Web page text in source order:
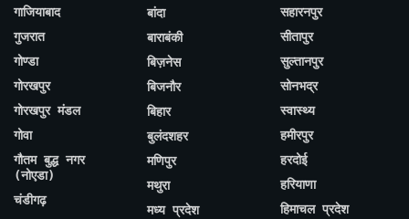
गाजियाबाद
गुजरात
गोण्डा
गोरखपुर
गोरखपुर मंडल
गोवा
गौतम बुद्ध नगर
(नोएडा)
चंडीगढ़
बांदा
बाराबंकी
बिज़नेस
बिजनौर
बिहार
बुलंदशहर
मणिपुर
मथुरा
मध्य प्रदेश
सहारनपुर
सीतापुर
सुल्तानपुर
सोनभद्र
स्वास्थ्य
हमीरपुर
हरदोई
हरियाणा
हिमाचल प्रदेश